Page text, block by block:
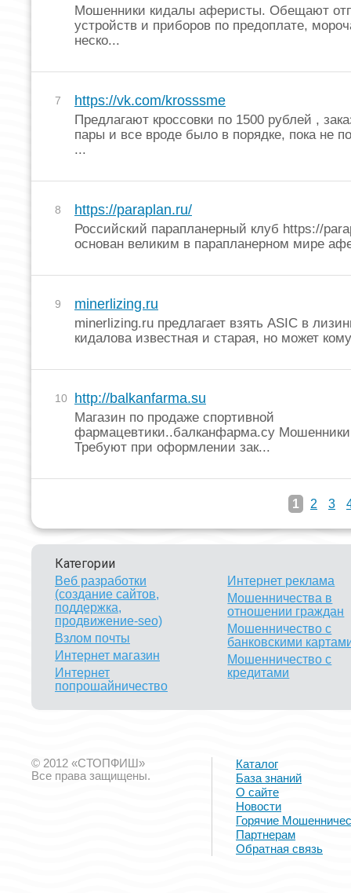
Мошенники кидалы аферисты. Обещают
устройств и приборов по предоплате,
неско...
7 https://vk.com/krosssme
Предлагают кроссовки по 1500 рублей ,
пары и все вроде было в порядке, пока не
...
8 https://paraplan.ru/
Российский парапланерный клуб https://
основан великим в парапланерном мире
9 minerlizing.ru
minerlizing.ru предлагает взять ASIC в
кидалова известная и старая, но может
10 http://balkanfarma.su
Магазин по продаже спортивной
фармацевтики..балканфарма.су
Требуют при оформлении зак...
1 2 3
Категории
Веб разработки
(создание сайтов,
поддержка,
продвижение-seo)
Взлом почты
Интернет магазин
Интернет
попрошайничество
Интернет реклама
Мошенничества в
отношении граждан
Мошенничество с
банковскими
Мошенничество с
кредитами
© 2012 «СТОПФИШ»
Все права защищены.
Каталог
База знаний
О сайте
Новости
Горячие
Партнерам
Обратная связь